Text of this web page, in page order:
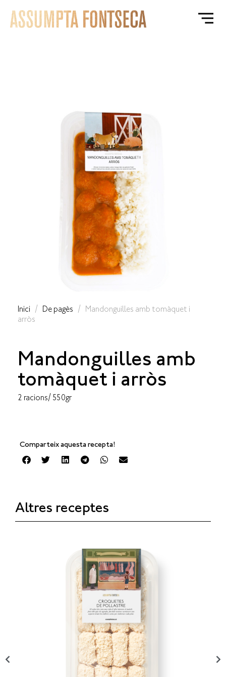
Inici / De pagès / Mandonguilles amb tomàquet i
arròs
Mandonguilles amb
tomàquet i arròs
2 racions/ 550gr
Comparteix aquesta recepta!
Altres receptes